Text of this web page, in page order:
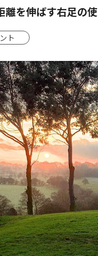
離を伸ばす右足の
ト